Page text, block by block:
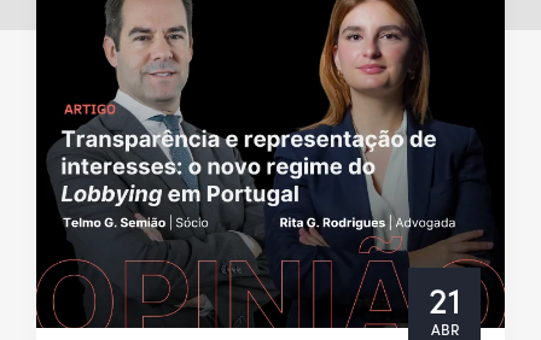
21
ABR